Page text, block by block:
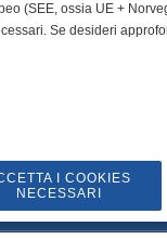
(SEE, ossia UE +
Se desideri
I COOKIES
NECESSARI